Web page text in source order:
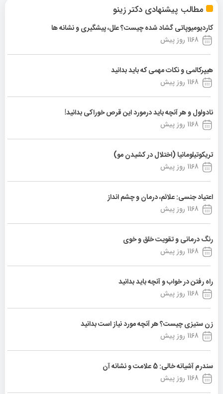
مطالب پیشنهادی دکتر زینو
کاردیومیوپاتی گشاد شده چیست؟ علل، پیشگیری و نشانه ها
1168 روز پیش
هیپرکالمی و نکات مهمی که باید بدانید
1168 روز پیش
نادولول و هر آنچه باید درمورد این قرص خوراکی بدانید!
1168 روز پیش
تریکوتیلومانیا (اختلال در کشیدن مو)
1168 روز پیش
اعتیاد جنسی: علائم، درمان و چشم انداز
1168 روز پیش
رنگ درمانی و تقویت خلق و خوی
1168 روز پیش
راه رفتن در خواب و آنچه باید بدانید
1168 روز پیش
زن ستیزی چیست؟ هر آنچه مورد نیاز است بدانید
1168 روز پیش
سندرم آشیانه خالی: 5 علامت و نشانه آن
1168 روز پیش